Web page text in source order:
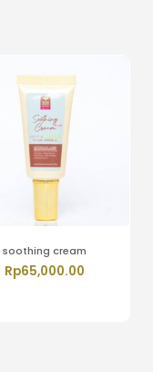
soothing cream
Rp65,000.00